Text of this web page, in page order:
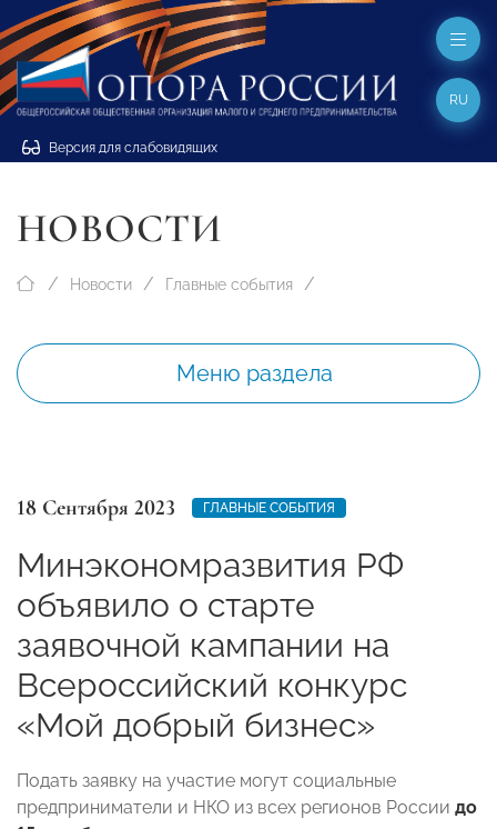
Версия для слабовидящих
RU
НОВОСТИ
Новости Главные события
Меню раздела
18 Сентября 2023 ГЛАВНЫЕ СОБЫТИЯ
Минэкономразвития РФ
объявило о старте
заявочной кампании на
Всероссийский конкурс
«Мой добрый бизнес»
Подать заявку на участие могут социальные
предприниматели и НКО из всех регионов России до